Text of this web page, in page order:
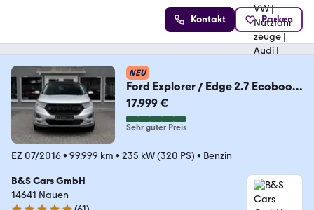
Kontakt Parken
NEU
Ford Explorer / Edge 2.7 Ecoboost
Vollaustattung
17.999 €
Sehr guter Preis
EZ 07/2016• 99.999 km • 235 kW (320 PS) • Benzin
B&S Cars GmbH
14641 Nauen